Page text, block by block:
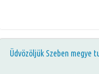
Üdvözöljük Szeben